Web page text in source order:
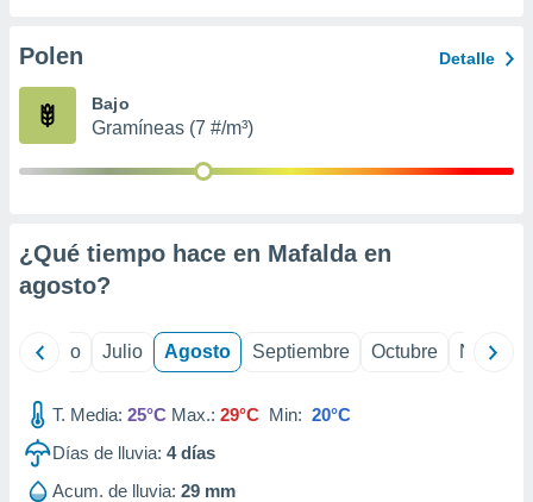
e
mediante
de
1199
Polen Detalle
Bajo
Gramíneas (7 #/m³)
¿Qué tiempo hace en Mafalda en
agosto?
Junio Julio Agosto Septiembre Octubre
T. Media: 25°C Max.: 29°C Min: 20°C
Días de lluvia: 4días
Acum. de lluvia: 29 mm